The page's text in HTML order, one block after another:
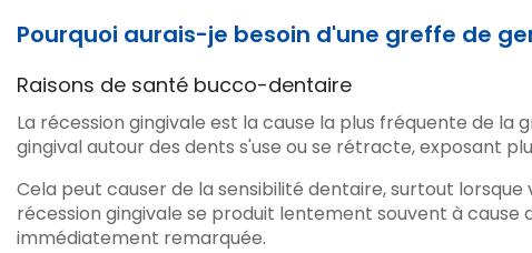
Pourquoi aurais-je besoin d'une greffe de
Raisons de santé bucco-dentaire
La récession gingivale est la cause la plus fréquente de la
gingival autour des dents s'use ou se rétracte, exposant
Cela peut causer de la sensibilité dentaire, surtout lorsque
récession gingivale se produit lentement souvent à
immédiatement remarquée.